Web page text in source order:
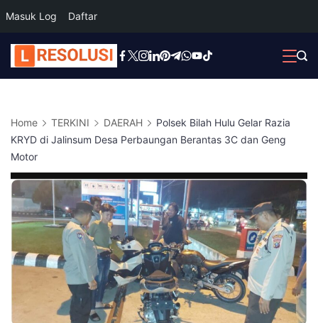
Masuk Log Daftar
Skip
to
Home TERKINI DAERAH
Polsek Bilah Hulu Gelar Razia
KRYD di Jalinsum Desa Perbaungan Berantas 3C dan Geng
Motor